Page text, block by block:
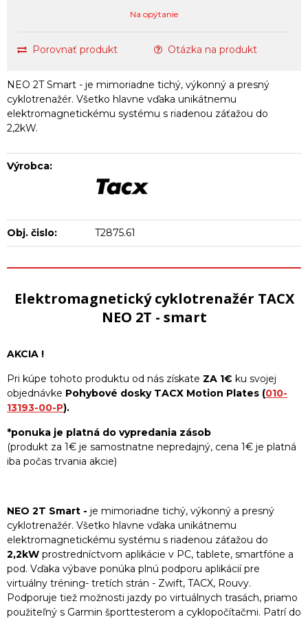
Na opýtanie
Porovnať produkt Otázka na produkt
NEO 2T Smart - je mimoriadne tichý, výkonný a presný
cyklotrenažér. Všetko hlavne vďaka unikátnemu
elektromagnetickému systému s riadenou záťažou do
2,2kW.
Výrobca:
Obj. čislo: T2875.61
Elektromagnetický cyklotrenažér TACX
NEO 2T - smart
AKCIA !
Pri kúpe tohoto produktu od nás získate ZA 1€ ku svojej
objednávke Pohybové dosky TACX Motion Plates (010-
13193-00-P).
*ponuka je platná do vypredania zásob
(produkt za 1€ je samostnatne nepredajný, cena 1€ je platná
iba počas trvania akcie)
NEO 2T Smart - je mimoriadne tichý, výkonný a presný
cyklotrenažér. Všetko hlavne vďaka unikátnemu
elektromagnetickému systému s riadenou záťažou do
2,2kW prostredníctvom aplikácie v PC, tablete, smartfóne a
pod. Vďaka výbave ponúka plnú podporu aplikácií pre
virtuálny tréning- tretích strán - Zwift, TACX, Rouvy.
Podporuje tiež možnosti jazdy po virtuálnych trasách, priamo
použiteľný s Garmin športtesterom a cyklopočítačmi. Patrí do